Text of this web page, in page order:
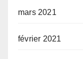
mars 2021
février 2021